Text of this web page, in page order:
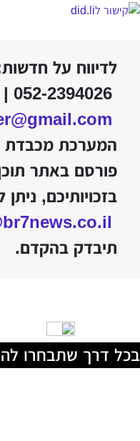
לדיווח על
052-2394026 |
המערכת מכבדת
פורסם באתר
בזכויותיכם, ניתן
תיבדק בהקדם.
בכל דרך שתבחרו